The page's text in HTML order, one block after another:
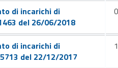
di incarichi di
del 26/06/2018
di incarichi di
del 22/12/2017